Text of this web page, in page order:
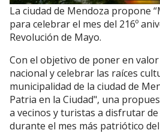
La ciudad de Mendoza propone
para celebrar el mes del 216º
Revolución de Mayo.
Con el objetivo de poner en
nacional y celebrar las raíces
municipalidad de la ciudad de
Patria en la Ciudad", una
a vecinos y turistas a disfrutar
durante el mes más patriótico